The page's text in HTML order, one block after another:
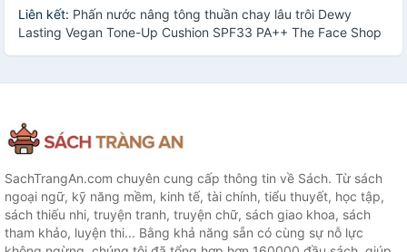
Liên kết: Phấn nước nâng tông thuần chay lâu trôi Dewy
Lasting Vegan Tone-Up Cushion SPF33 PA++ The Face Shop
SachTrangAn.com chuyên cung cấp thông tin về Sách. Từ sách
ngoại ngữ, kỹ năng mềm, kinh tế, tài chính, tiểu thuyết, học tập,
sách thiếu nhi, truyện tranh, truyện chữ, sách giao khoa, sách
tham khảo, luyện thi... Bằng khả năng sẵn có cùng sự nỗ lực